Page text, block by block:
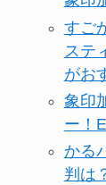
すご
ステ
がお
象印
ー！
かる
判は